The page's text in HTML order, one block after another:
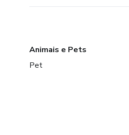
Animais e Pets
Pet